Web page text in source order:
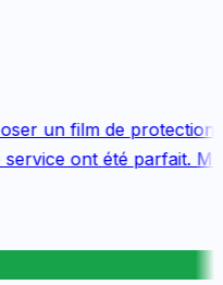
un film de protection
ont été parfait.